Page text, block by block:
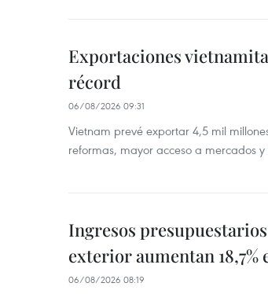
Exportaciones
récord
06/08/2026 09:31
Vietnam prevé exportar 4,5 mil
reformas, mayor acceso a mercados
Ingresos
exterior aumentan 18,7%
06/08/2026 08:19